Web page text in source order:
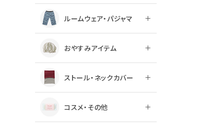
ルームウェア・パジャマ
おやすみアイテム
ストール・ネックカバー
コスメ・その他